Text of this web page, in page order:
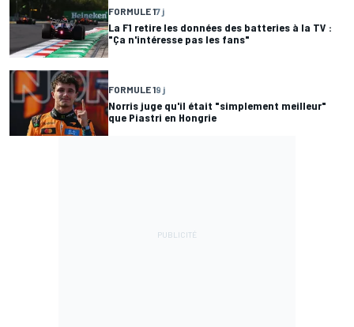
FORMULE 17 j
La F1 retire les données des batteries à la TV :
"Ça n'intéresse pas les fans"
FORMULE 19 j
Norris juge qu'il était "simplement meilleur"
que Piastri en Hongrie